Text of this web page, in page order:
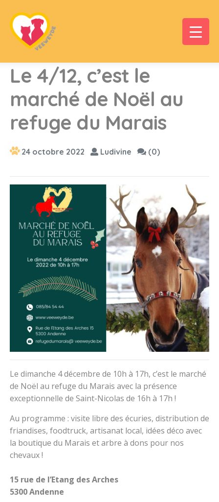
Le 4/12, c’est le
marché de Noël au
refuge du Marais
24 octobre 2022 Ludivine (0)
Le dimanche 4 décembre de 10h à 17h, c’est le marché
de Noël au refuge du Marais avec la présence
exceptionnelle de Saint-Nicolas de 16h à 17h !
Au programme : visite libre des écuries, distribution de
friandises, foodtruck, artisanat local, idées déco avec
la boutique du Marais et arbre à dons pour nos
chevaux !
15 rue de l’Etang des Arches
5300 Andenne